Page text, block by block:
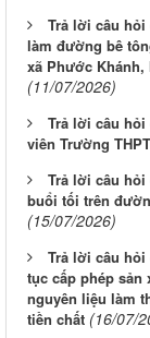
Trả lời câu hỏi
làm đường bê
xã Phước Khánh,
(11/07/2026)
Trả lời câu
viên Trường
Trả lời câu
buổi tối trên
(15/07/2026)
Trả lời câu
tục cấp phép sản
nguyên liệu làm
tiền chất (16/07/